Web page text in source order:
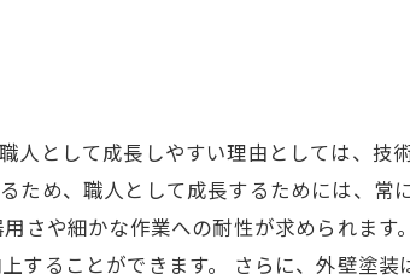
として成長しやすい理由としては、技
ため、職人として成長するためには、常
さや細かな作業への耐性が求められます
することができます。 さらに、外壁塗装